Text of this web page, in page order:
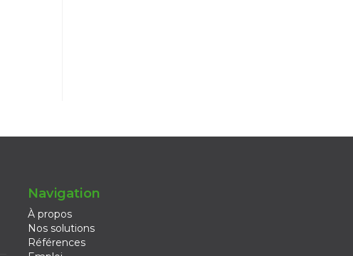
Navigation
À propos
Nos solutions
Références